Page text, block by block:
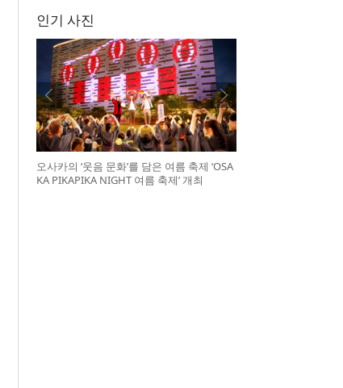
인기 사진
오사카의 ‘웃음 문화’를 담은 여름 축제 ‘OSA
KA PIKAPIKA NIGHT 여름 축제’ 개최